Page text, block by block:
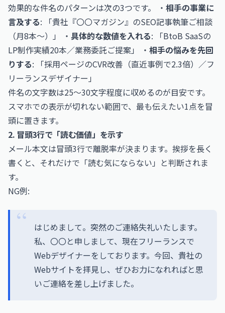
効果的な件名のパターンは次の3つです。 ・ 相手の事業に
言及する: 「貴社『〇〇マガジン』のSEO記事執筆ご相談
（月8本〜）」 ・ 具体的な数値を入れる: 「BtoB SaaSの
LP制作実績20本／業務委託ご提案」 ・ 相手の悩みを先回
りする: 「採用ページのCVR改善（直近事例で2.3倍）／フ
リーランスデザイナー」
件名の文字数は25〜30文字程度に収めるのが目安です。
スマホでの表示が切れない範囲で、最も伝えたい1点を冒
頭に置きます。
2. 冒頭3行で「読む価値」を示す
メール本文は冒頭3行で離脱率が決まります。挨拶を長く
書くと、それだけで「読む気にならない」と判断されま
す。
NG例:
はじめまして。突然のご連絡失礼いたします。
私、〇〇と申しまして、現在フリーランスで
Webデザイナーをしております。今回、貴社の
Webサイトを拝見し、ぜひお力になれればと思
いご連絡を差し上げました。